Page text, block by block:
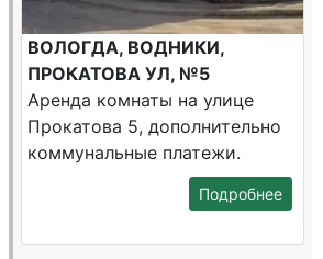
ВОЛОГДА, ВОДНИКИ,
ПРОКАТОВА УЛ, №5
Аренда комнаты на улице
Прокатова 5, дополнительно
коммунальные платежи.
Подробнее